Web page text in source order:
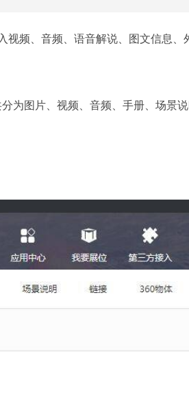
视频、音频、语音解说、图文信息、
为图片、视频、音频、手册、场景说